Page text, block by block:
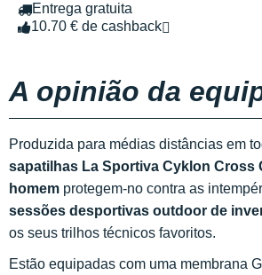
Entrega gratuita
10.70 € de cashback
A opinião da
Produzida para médias distâncias em
sapatilhas La Sportiva Cyklon Cross
homem protegem-no contra as
sessões desportivas outdoor de
os seus trilhos técnicos favoritos.
Estão equipadas com uma membrana